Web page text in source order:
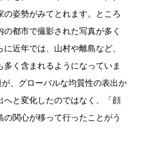
姿勢がみてとれます。ところ
都市で撮影された写真が多く
近年では、山村や離島など、
く含まれるようになっていま
、グローバルな均質性の表出か
へと変化したのではなく、「顔
関心が移って行ったことがう